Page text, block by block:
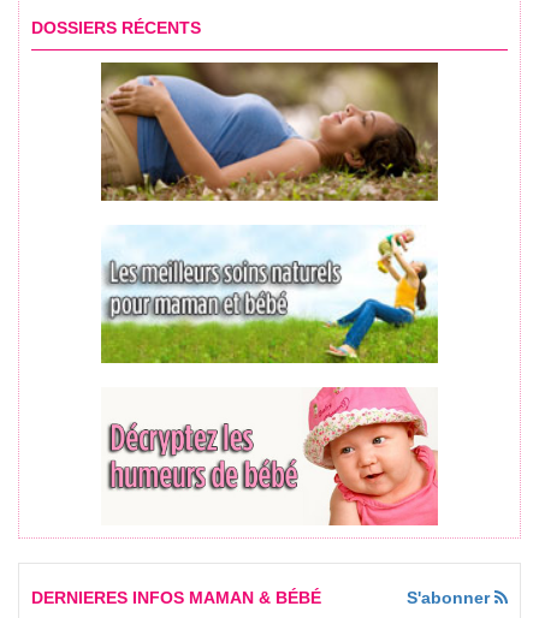
DOSSIERS RÉCENTS
DERNIERES INFOS MAMAN & BÉBÉ S'abonner